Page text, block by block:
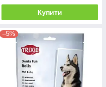
Купити
–5%